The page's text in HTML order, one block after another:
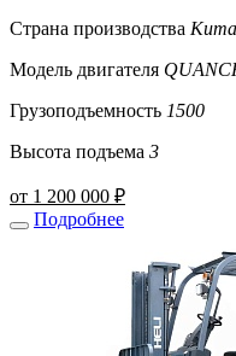
Страна производства
Модель двигателя
Грузоподъемность 1500
Высота подъема 3
от 1 200 000 ₽
Подробнее